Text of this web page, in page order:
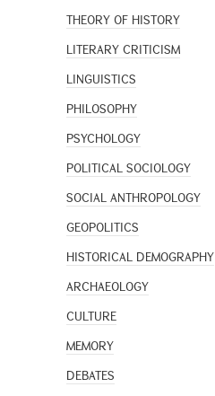
THEORY OF HISTORY
LITERARY CRITICISM
LINGUISTICS
PHILOSOPHY
PSYCHOLOGY
POLITICAL SOCIOLOGY
SOCIAL ANTHROPOLOGY
GEOPOLITICS
HISTORICAL DEMOGRAPHY
ARCHAEOLOGY
CULTURE
MEMORY
DEBATES